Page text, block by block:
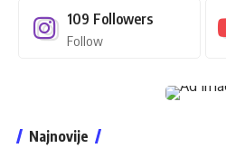
109 Followers
Follow
Najnovije